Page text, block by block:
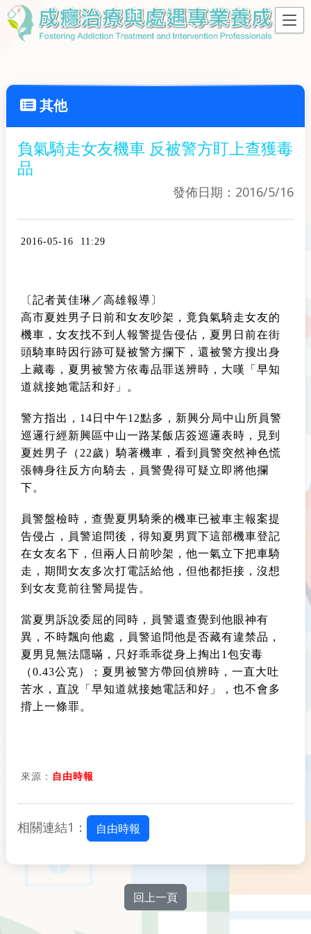
其他
負氣騎走女友機車 反被警方盯上查獲毒
品
發佈日期：2016/5/16
2016-05-16 11:29
〔記者黃佳琳／高雄報導〕
高市夏姓男子日前和女友吵架，竟負氣騎走女友的
機車，女友找不到人報警提告侵佔，夏男日前在街
頭騎車時因行跡可疑被警方攔下，還被警方搜出身
上藏毒，夏男被警方依毒品罪送辨時，大嘆「早知
道就接她電話和好」。
警方指出，14日中午12點多，新興分局中山所員警
巡邏行經新興區中山一路某飯店簽巡邏表時，見到
夏姓男子（22歲）騎著機車，看到員警突然神色慌
張轉身往反方向騎去，員警覺得可疑立即將他攔
下。
員警盤檢時，查覺夏男騎乘的機車已被車主報案提
告侵占，員警追問後，得知夏男買下這部機車登記
在女友名下，但兩人日前吵架，他一氣立下把車騎
走，期間女友多次打電話給他，但他都拒接，沒想
到女友竟前往警局提告。
當夏男訴說委屈的同時，員警還查覺到他眼神有
異，不時飄向他處，員警追問他是否藏有違禁品，
夏男見無法隱暪，只好乖乖從身上掏出1包安毒
（0.43公克）；夏男被警方帶回偵辨時，一直大吐
苦水，直說「早知道就接她電話和好」，也不會多
揹上一條罪。
來源： 自由時報
相關連結1： 自由時報
回上一頁